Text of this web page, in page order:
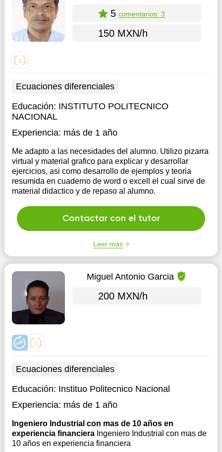
5 comentarios: 3
150 MXN/h
Ecuaciones diferenciales
Educación: INSTITUTO POLITECNICO
NACIONAL
Experiencia: más de 1 año
Me adapto a las necesidades del alumno. Utilizo pizarra
virtual y material grafico para explicar y desarrollar
ejercicios, asi como desarrollo de ejemplos y teoria
resumida en cuaderno de word o excell el cual sirve de
material didactico y de repaso al alumno.
Contactar con el tutor
Leer más
Miguel Antonio Garcia
200 MXN/h
Ecuaciones diferenciales
Educación: Instituo Politecnico Nacional
Experiencia: más de 1 año
Ingeniero Industrial con mas de 10 años en
experiencia financiera Ingeniero Industrial con mas de
10 años en experiencia financiera